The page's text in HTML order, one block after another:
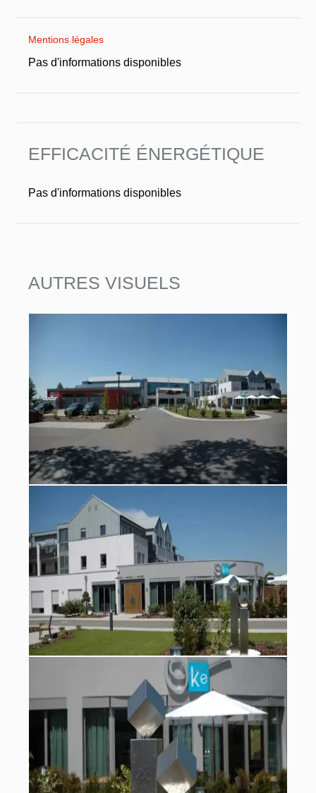
Mentions légales
Pas d'informations disponibles
EFFICACITÉ ÉNERGÉTIQUE
Pas d'informations disponibles
AUTRES VISUELS